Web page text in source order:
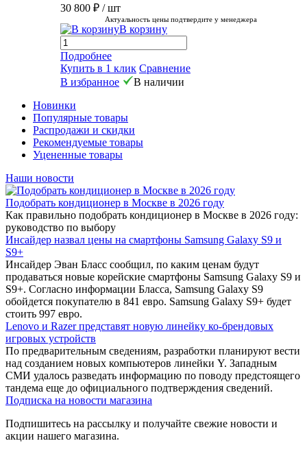
30 800 ₽ / шт
Актуальность цены подтвердите у менеджера
В корзину
Подробнее
Купить в 1 клик Сравнение
В избранное
В наличии
Новинки
Популярные товары
Распродажи и скидки
Рекомендуемые товары
Уцененные товары
Наши новости
Подобрать кондиционер в Москве в 2026 году
Как правильно подобрать кондиционер в Москве в 2026 году:
руководство по выбору
Инсайдер назвал цены на смартфоны Samsung Galaxy S9 и
S9+
Инсайдер Эван Бласс сообщил, по каким ценам будут
продаваться новые корейские смартфоны Samsung Galaxy S9 и
S9+. Согласно информации Бласса, Samsung Galaxy S9
обойдется покупателю в 841 евро. Samsung Galaxy S9+ будет
стоить 997 евро.
Lenovo и Razer представят новую линейку ко-брендовых
игровых устройств
По предварительным сведениям, разработки планируют вести
над созданием новых компьютеров линейки Y. Западным
СМИ удалось разведать информацию по поводу предстоящего
тандема еще до официального подтверждения сведений.
Подписка на новости магазина
Подпишитесь на рассылку и получайте свежие новости и
акции нашего магазина.